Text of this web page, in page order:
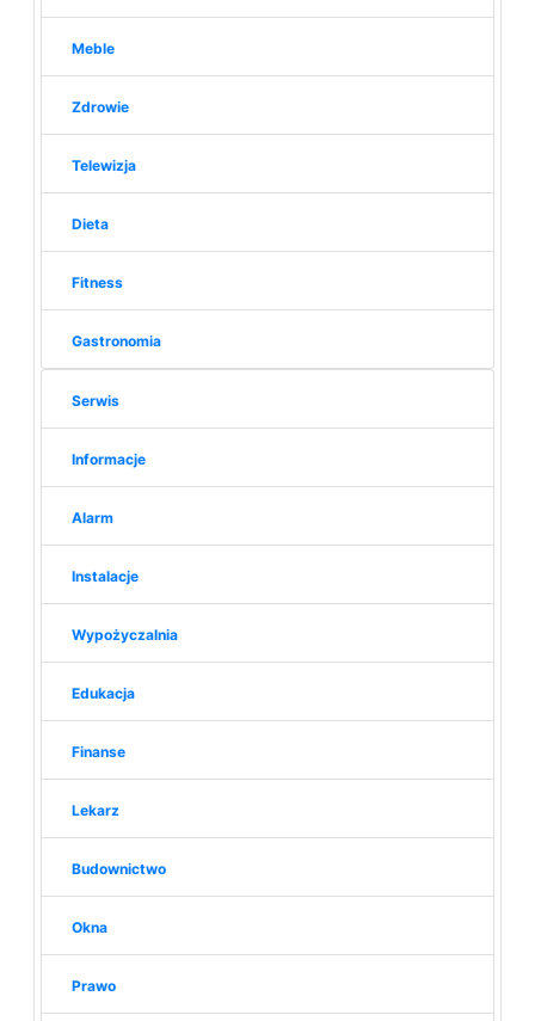
Meble
Zdrowie
Telewizja
Dieta
Fitness
Gastronomia
Serwis
Informacje
Alarm
Instalacje
Wypożyczalnia
Edukacja
Finanse
Lekarz
Budownictwo
Okna
Prawo